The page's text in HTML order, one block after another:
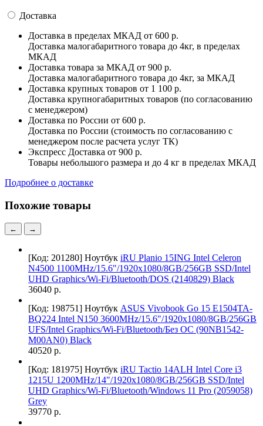
Доставка
Доставка в пределах МКАД от 600 р.
Доставка малогабаритного товара до 4кг, в пределах
МКАД
Доставка товара за МКАД от 900 р.
Доставка малогабаритного товара до 4кг, за МКАД
Доставка крупных товаров от 1 100 р.
Доставка крупногабаритных товаров (по согласованию
с менеджером)
Доставка по России от 600 р.
Доставка по России (стоимость по согласованию с
менеджером после расчета услуг ТК)
Экспресс Доставка от 900 р.
Товары небольшого размера и до 4 кг в пределах МКАД
Подробнее о доставке
Похожие товары
← →
[Код: 201280] Ноутбук iRU Planio 15ING Intel Celeron
N4500 1100MHz/15.6"/1920x1080/8GB/256GB SSD/Intel
UHD Graphics/Wi-Fi/Bluetooth/DOS (2140829) Black
36040 р.
[Код: 198751] Ноутбук ASUS Vivobook Go 15 E1504TA-
BQ224 Intel N150 3600MHz/15.6"/1920x1080/8GB/256GB
UFS/Intel Graphics/Wi-Fi/Bluetooth/Без ОС (90NB1542-
M00AN0) Black
40520 р.
[Код: 181975] Ноутбук iRU Tactio 14ALH Intel Core i3
1215U 1200MHz/14"/1920x1080/8GB/256GB SSD/Intel
UHD Graphics/Wi-Fi/Bluetooth/Windows 11 Pro (2059058)
Grey
39770 р.